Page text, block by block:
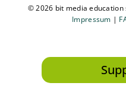
© 2026 bit media education
Impressum |